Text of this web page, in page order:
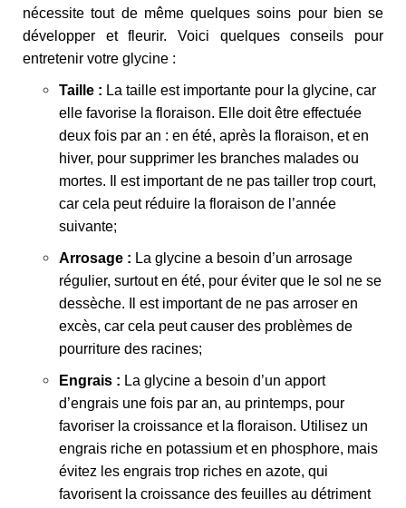
nécessite tout de même quelques soins pour bien se
développer et fleurir. Voici quelques conseils pour
entretenir votre glycine :
Taille : La taille est importante pour la glycine, car
elle favorise la floraison. Elle doit être effectuée
deux fois par an : en été, après la floraison, et en
hiver, pour supprimer les branches malades ou
mortes. Il est important de ne pas tailler trop court,
car cela peut réduire la floraison de l’année
suivante;
Arrosage : La glycine a besoin d’un arrosage
régulier, surtout en été, pour éviter que le sol ne se
dessèche. Il est important de ne pas arroser en
excès, car cela peut causer des problèmes de
pourriture des racines;
Engrais : La glycine a besoin d’un apport
d’engrais une fois par an, au printemps, pour
favoriser la croissance et la floraison. Utilisez un
engrais riche en potassium et en phosphore, mais
évitez les engrais trop riches en azote, qui
favorisent la croissance des feuilles au détriment